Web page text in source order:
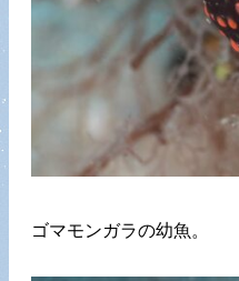
ゴマモンガラの幼魚。